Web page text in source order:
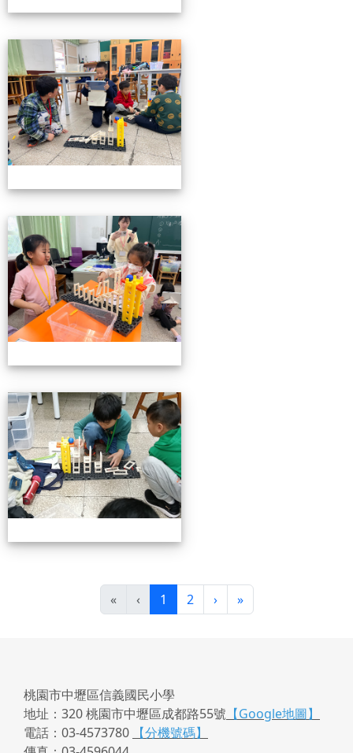
小小機關工程師育樂營
« ‹ 1 (目前頁次)
2 ›下一頁
»最後頁
桃園市中壢區信義國民小學
地址：320 桃園市中壢區成都路55號 【Google地圖】
電話：03-4573780
【分機號碼】